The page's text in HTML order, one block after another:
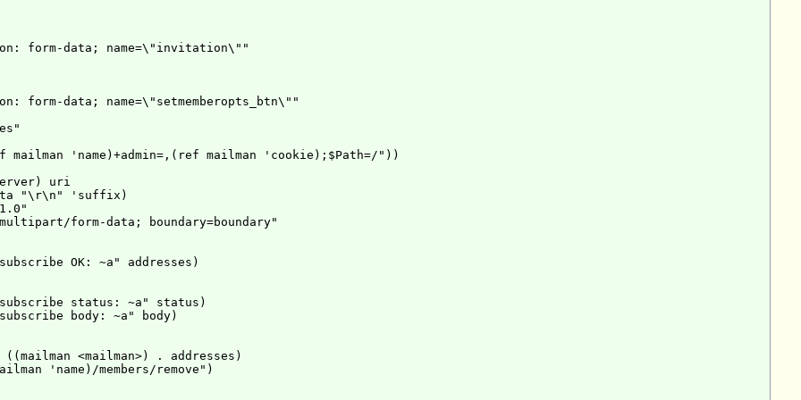
form-data; name=\"invitation\""
form-data; name=\"setmemberopts_btn\""
mailman 'name)+admin=,(ref mailman 'cookie);$Path=/"))
uri
"\r\n" 'suffix)
form-data; boundary=boundary"
OK: ~a" addresses)
status: ~a" status)
body: ~a" body)
<mailman>) . addresses)
'name)/members/remove")